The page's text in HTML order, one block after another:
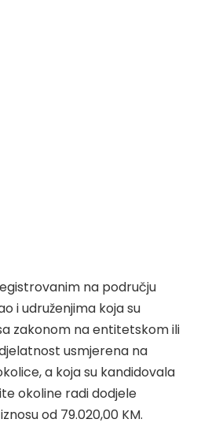
na području
i udruženjima koja su
zakonom na entitetskom ili
usmjerena na
a koja su kandidovala
okoline radi dodjele
od 79.020,00 KM.